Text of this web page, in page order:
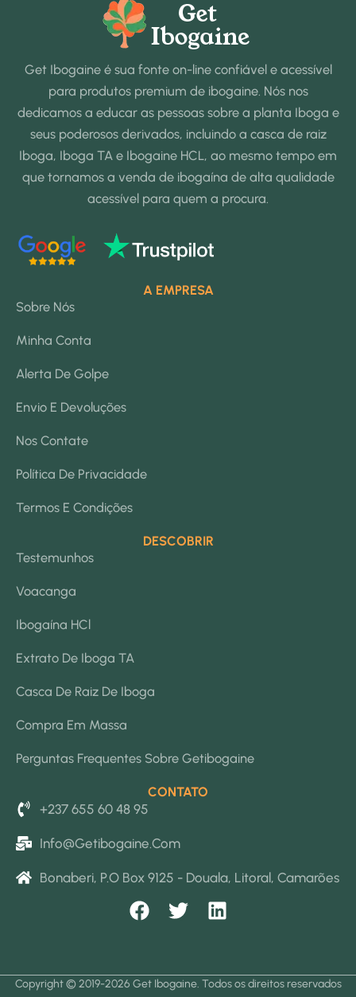
Get Ibogaine é sua fonte on-line confiável e acessível
para produtos premium de ibogaine. Nós nos
dedicamos a educar as pessoas sobre a planta Iboga e
seus poderosos derivados, incluindo a casca de raiz
Iboga, Iboga TA e Ibogaine HCL, ao mesmo tempo em
que tornamos a venda de ibogaína de alta qualidade
acessível para quem a procura.
A EMPRESA
Sobre Nós
Minha Conta
Alerta De Golpe
Envio E Devoluções
Nos Contate
Política De Privacidade
Termos E Condições
DESCOBRIR
Testemunhos
Voacanga
Ibogaína HCl
Extrato De Iboga TA
Casca De Raiz De Iboga
Compra Em Massa
Perguntas Frequentes Sobre Getibogaine
CONTATO
+237 655 60 48 95
Info@getibogaine.com
Bonaberi, P.O Box 9125 - Douala, Litoral, Camarões
F
e
b
T
t
t
L
k
e
Copyright © 2019-2026 Get Ibogaine. Todos os direitos reservados